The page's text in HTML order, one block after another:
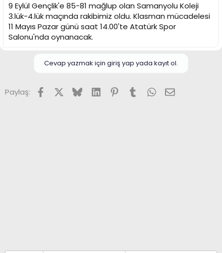
9 Eylül Gençlik'e 85-81 mağlup olan Samanyolu Koleji
3.lük-4.lük maçında rakibimiz oldu. Klasman mücadelesi
11 Mayıs Pazar günü saat 14.00'te Atatürk Spor
Salonu'nda oynanacak.​
Cevap yazmak için giriş yap yada kayıt ol.
Paylaş: FacebookX (Twitter)
BlueskyLinkedInPinterest
TumblrWhatsApp
E-posta